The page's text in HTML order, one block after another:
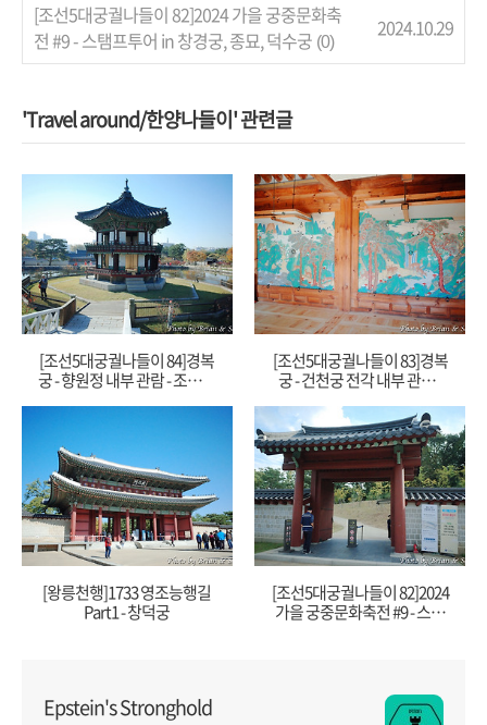
[조선5대궁궐나들이 82]2024 가을 궁중문화축
전 #9 - 스탬프투어 in 창경궁, 종묘, 덕수궁 (0)
2024.10.29
'Travel around/한양나들이' 관련글
[조선5대궁궐나들이 84]경복
궁 - 향원정 내부 관람 - 조선의
[조선5대궁궐나들이 83]경복
궁 - 건천궁 전각 내부 관람 -
[왕릉천행]1733 영조능행길
Part1 - 창덕궁
[조선5대궁궐나들이 82]2024
가을 궁중문화축전 #9 - 스탬
Epstein's Stronghold